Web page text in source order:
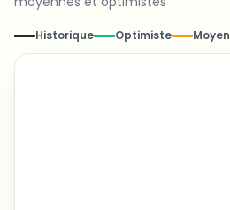
Historique Optimiste Moyen